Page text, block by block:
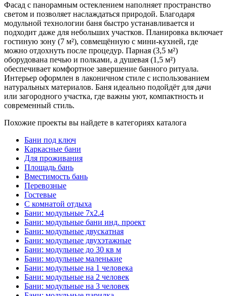
Фасад с панорамным остеклением наполняет пространство
светом и позволяет наслаждаться природой. Благодаря
модульной технологии баня быстро устанавливается и
подходит даже для небольших участков. Планировка включает
гостиную зону (7 м²), совмещённую с мини-кухней, где
можно отдохнуть после процедур. Парная (3,5 м²)
оборудована печью и полками, а душевая (1,5 м²)
обеспечивает комфортное завершение банного ритуала.
Интерьер оформлен в лаконичном стиле с использованием
натуральных материалов. Баня идеально подойдёт для дачи
или загородного участка, где важны уют, компактность и
современный стиль.
Похожие проекты вы найдете в категориях каталога
Бани под ключ
Каркасные бани
Для проживания
Площадь бань
Вместимость бань
Перевозные
Гостевые
С комнатой отдыха
Бани: модульные 7x2.4
Бани: модульные бани инд. проект
Бани: модульные двускатная
Бани: модульные двухэтажные
Бани: модульные до 30 кв м
Бани: модульные маленькие
Бани: модульные на 1 человека
Бани: модульные на 2 человек
Бани: модульные на 3 человек